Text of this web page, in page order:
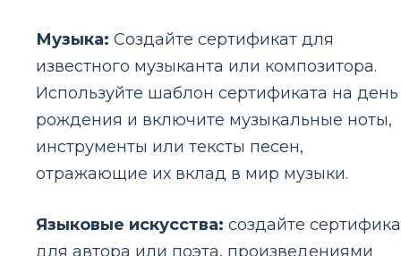
Музыка: Создайте сертификат для
известного музыканта или композитора.
Используйте шаблон сертификата на день
рождения и включите музыкальные ноты,
инструменты или тексты песен,
отражающие их вклад в мир музыки.
Языковые искусства: создайте
для автора или поэта, произведениями